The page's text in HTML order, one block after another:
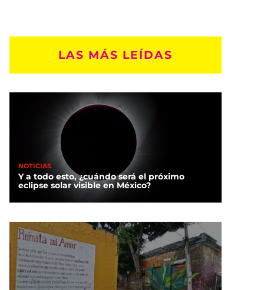
LAS MÁS LEÍDAS
NOTICIAS
Y a todo esto, ¿cuándo será el próximo
eclipse solar visible en México?